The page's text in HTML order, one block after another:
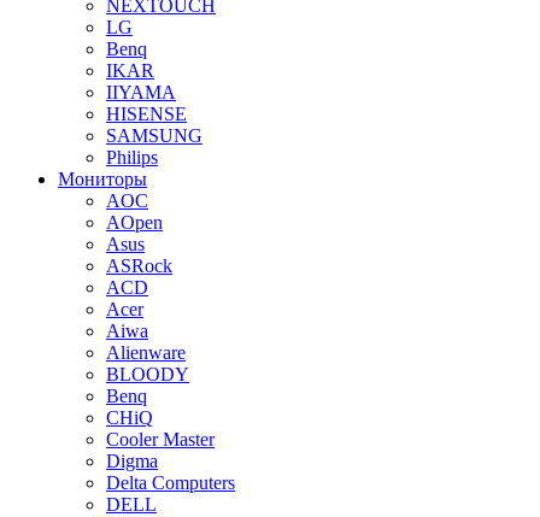
NEXTOUCH
LG
Benq
IKAR
IIYAMA
HISENSE
SAMSUNG
Philips
Мониторы
AOC
AOpen
Asus
ASRock
ACD
Acer
Aiwa
Alienware
BLOODY
Benq
CHiQ
Cooler Master
Digma
Delta Computers
DELL